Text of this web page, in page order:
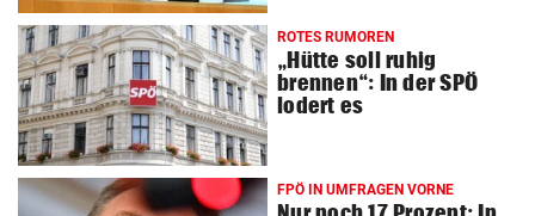
ROTES RUMOREN
„Hütte soll ruhig
brennen“: In der SPÖ
lodert es
FPÖ IN UMFRAGEN VORNE